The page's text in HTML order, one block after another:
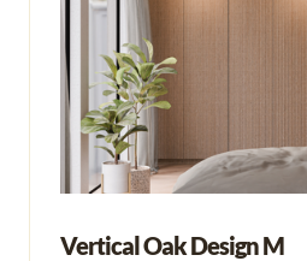
Vertical Oak Design M